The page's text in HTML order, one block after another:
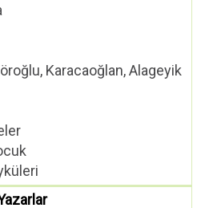
Karacaoğlan, Alageyik